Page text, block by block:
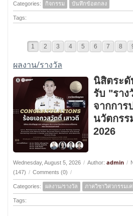
Categories: กิจกรรม บันทึกข้อตกลง
Tags:
1 2 3 4 5 6 7 8
ผลงาน/รางวัล
นิสิตระ
รับ "ราง
จากการ
นวัตกรร
2026
Wednesday, August 5, 2026 / Author: admin /
(147) / Comments (0) /
Categories: ผลงาน/รางวัล ภาควิชาวิศวกรรมเ
Tags: